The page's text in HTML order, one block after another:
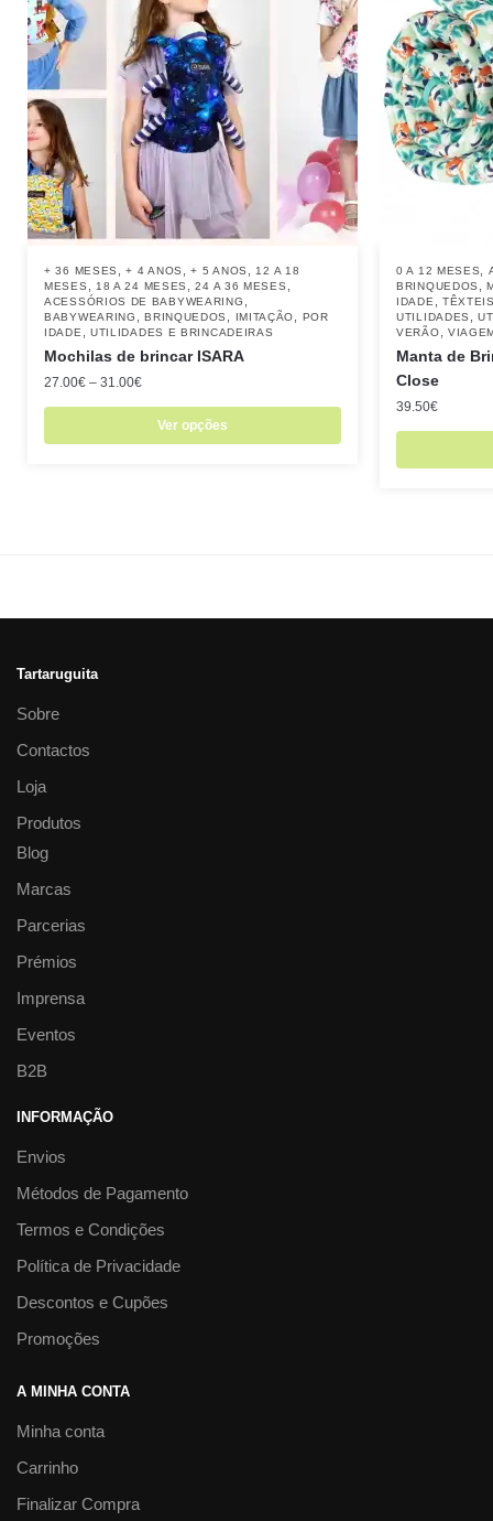
+ 36 MESES ,+ 4 ANOS ,+ 5 ANOS
12 A 18
MESES
18 A 24 MESES ,24 A 36 MESES
ACESSÓRIOS DE BABYWEARING
BABYWEARING ,BRINQUEDOS IMITAÇÃO
POR
IDADE
UTILIDADES E BRINCADEIRAS
Mochilas de brincar ISARA
27.00€ – 31.00€
Ver opções
0 A 12 MESES
BRINQUEDOS
,
IDADE
UTILIDADES
,
VERÃO
Manta de
Close
39.50€
Tartaruguita
Sobre
Contactos
Loja
Produtos
Blog
Marcas
Parcerias
Prémios
Imprensa
Eventos
B2B
INFORMAÇÃO
Envios
Métodos de Pagamento
Termos e Condições
Política de Privacidade
Descontos e Cupões
Promoções
A MINHA CONTA
Minha conta
Carrinho
Finalizar Compra